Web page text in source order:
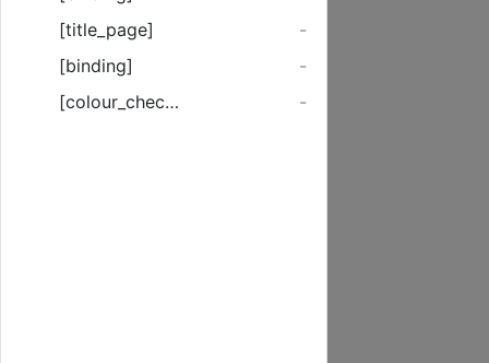
[title_page]
-
[binding]
-
[colour_checker]
-